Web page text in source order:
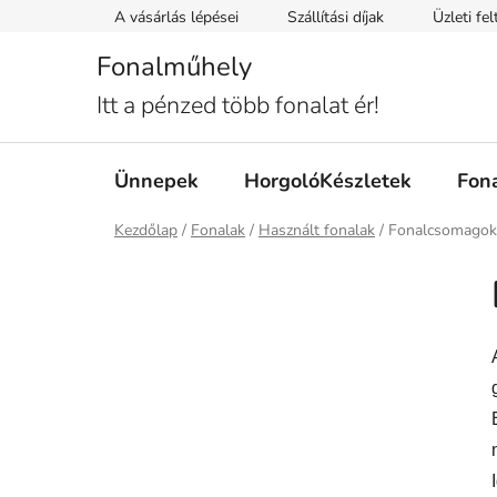
A vásárlás lépései Szállítási díjak Üzleti
Fonalműhely
Itt a pénzed több fonalat ér!
Ünnepek HorgolóKészletek
Kezdőlap / Fonalak / Használt fonalak / Fonalcsomagok